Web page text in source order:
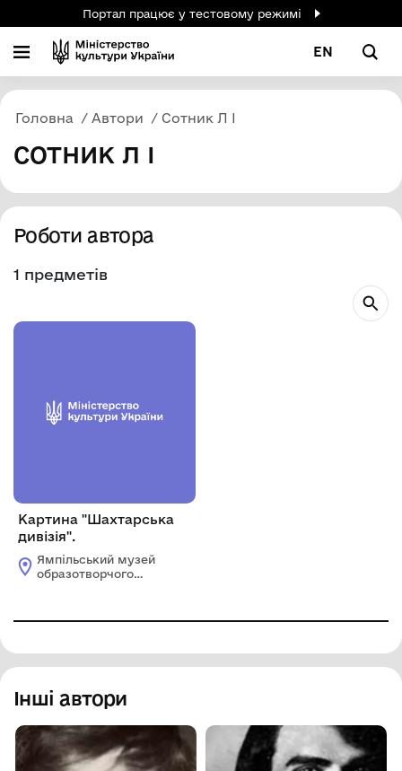
Портал працює у тестовому режимі
EN
Головна Автори Сотник Л І
СОТНИК Л І
Роботи автора
1 предметів
Картина "Шахтарська
дивізія".
Ямпільський музей
образотворчого
Інші автори